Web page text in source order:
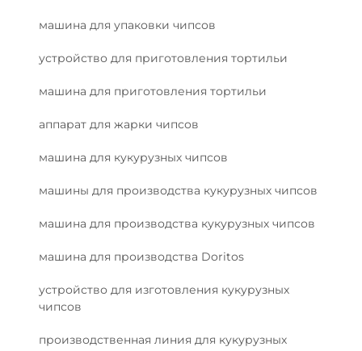
машина для упаковки чипсов
устройство для приготовления тортильи
машина для приготовления тортильи
аппарат для жарки чипсов
машина для кукурузных чипсов
машины для производства кукурузных чипсов
машина для производства кукурузных чипсов
машина для производства Doritos
устройство для изготовления кукурузных
чипсов
производственная линия для кукурузных